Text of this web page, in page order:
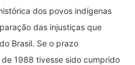
dos povos indígenas
das injustiças que
Brasil. Se o prazo
1988 tivesse sido cumprido